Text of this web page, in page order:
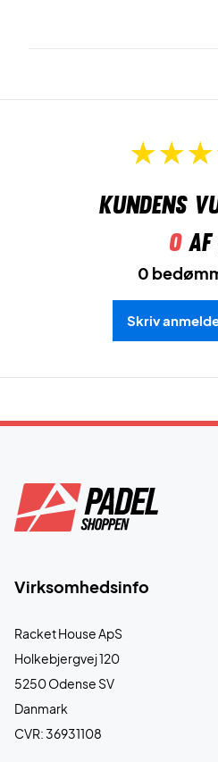
Kundens
0af
0
Skriv
Virksomhedsinfo
Racket House ApS
Holkebjergvej 120
5250 Odense SV
Danmark
CVR: 36931108